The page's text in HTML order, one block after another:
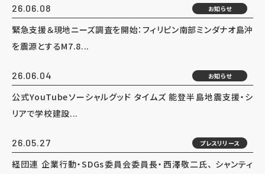
26.06.08 お知らせ
緊急支援＆現地ニーズ調査を開始：フィリピン南部ミンダナオ島沖
を震源とするM7.8...
26.06.04 お知らせ
公式YouTubeソーシャルグッド タイムズ 能登半島地震支援・シ
リアで学校建設...
26.05.27 プレスリリース
経団連 企業行動・SDGs委員会委員長・西澤敬二氏、 シャンティ